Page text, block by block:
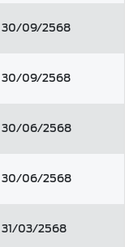
30/09/2568
30/09/2568
30/06/2568
30/06/2568
31/03/2568